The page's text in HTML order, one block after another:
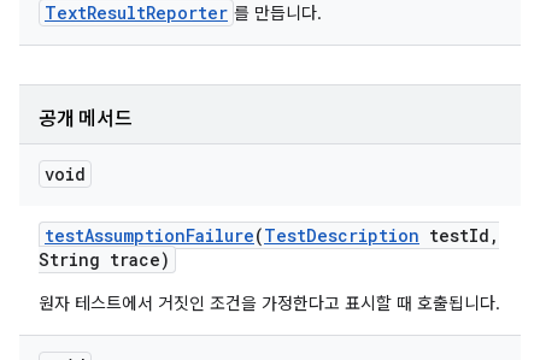
TextResultReporter 를 만듭니다.
공개 메서드
void
testAssumptionFailure(TestDescription testId ,
String trace)
원자 테스트에서 거짓인 조건을 가정한다고 표시할 때 호출됩니다.